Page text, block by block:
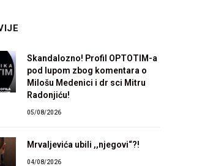
Skandalozno! Profil OPTOTIM-a
pod lupom zbog komentara o
Milošu Medenici i dr sci Mitru
Radonjiću!
05/08/2026
Mrvaljevića ubili ,,njegovi“?!
04/08/2026